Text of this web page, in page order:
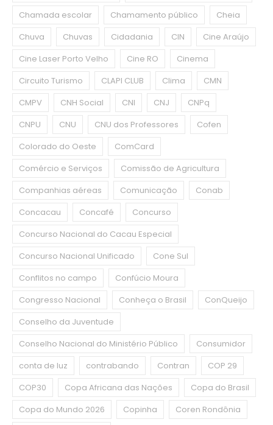
Chamada escolar
Chamamento público
Cheia
Chuva
Chuvas Cidadania CIN
Cine Araújo
Cine Laser Porto Velho
Cine RO
Cinema
Circuito Turismo
CLAPI CLUB Clima
CMN
CMPV
CNH Social CNI CNJ
CNPq
CNPU
CNU CNU dos Professores
Cofen
Colorado do Oeste
ComCard
Comércio e Serviços
Comissão de Agricultura
Companhias aéreas
Comunicação
Conab
Concacau
Concafé
Concurso
Concurso Nacional do Cacau Especial
Concurso Nacional Unificado
Cone Sul
Conflitos no campo
Confúcio Moura
Congresso Nacional
Conheça o Brasil
ConQueijo
Conselho da Juventude
Conselho Nacional do Ministério Público
Consumidor
conta de luz
contrabando Contran
COP 29
COP30
Copa Africana das Nações
Copa do Brasil
Copa do Mundo 2026
Copinha
Coren Rondônia